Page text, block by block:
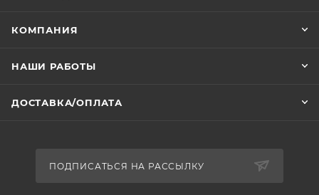
КОМПАНИЯ
НАШИ РАБОТЫ
ДОСТАВКА/ОПЛАТА
ПОДПИСАТЬСЯ НА РАССЫЛКУ